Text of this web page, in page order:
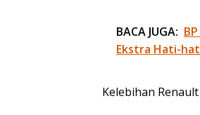
BACA JUGA:
Ekstra Hati-
Kelebihan